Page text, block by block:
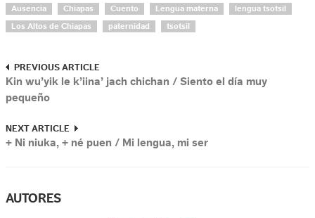
Ausencia Chiapas Cuento Lengua materna lengua tsotsil
Los Altos de Chiapas paternidad tsotsil
PREVIOUS ARTICLE
Kin wu’yik le k’iina’ jach chichan / Siento el día muy
pequeño
NEXT ARTICLE
+ Ni niuka, + né puen / Mi lengua, mi ser
AUTORES